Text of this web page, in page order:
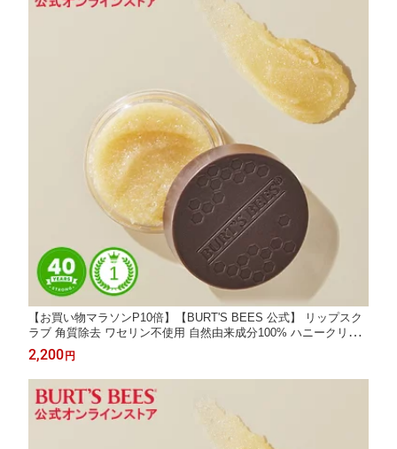
【お買い物マラソンP10倍】【BURT'S BEES 公式】 リップスク
ラブ 角質除去 ワセリン不使用 自然由来成分100% ハニークリス
タル ハニースクラブ リップパック 唇パック リップスクラブバー
ム 蜂蜜 はちみつ ミツロウ 保湿 乾燥ケア 縦ジワ 角質ケア 天然由
来 バーツビーズ
2,200 円